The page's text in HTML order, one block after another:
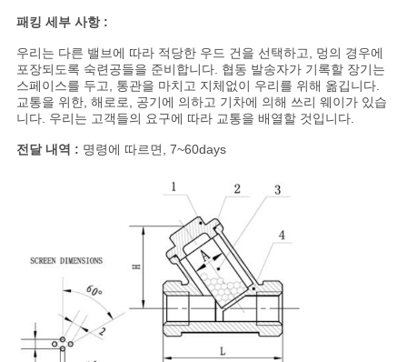
패킹 세부 사항 :
우리는 다른 밸브에 따라 적당한 우드 건을 선택하고, 멍의 경우에
포장되도록 숙련공들을 준비합니다. 협동 발송자가 기록할 장기는
스페이스를 두고, 통관을 마치고 지체없이 우리를 위해 옮깁니다.
교통을 위한, 해로로, 공기에 의하고 기차에 의해 쓰리 웨이가 있습
니다. 우리는 고객들의 요구에 따라 교통을 배열할 것입니다.
전달 내역 : 명령에 따르면, 7~60days